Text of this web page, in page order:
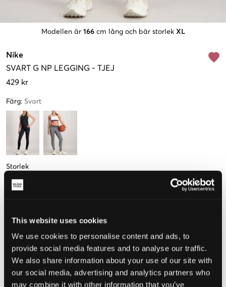
This website uses cookies
We use cookies to personalise content and ads, to
provide social media features and to analyse our traffic.
We also share information about your use of our site with
our social media, advertising and analytics partners who
may combine it with other information that you’ve
Modellen är 166 cm lång och bär storlek XL
Nike
SVART G NP LEGGING - TJEJ
429 kr
Färg: Svart
Storlek
Liten Perfekt
STORLEKSGUIDE